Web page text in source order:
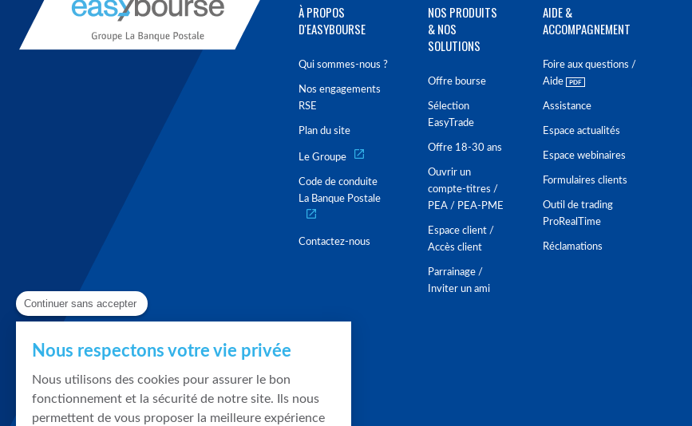
À PROPOS
D'EASYBOURSE
Qui sommes-nous ?
Nos engagements
RSE
Plan du site
Le Groupe
Code de conduite
La Banque Postale
Contactez-nous
NOS PRODUITS
& NOS
SOLUTIONS
Offre bourse
Sélection
EasyTrade
Offre 18-30 ans
Ouvrir un
compte-titres /
PEA / PEA-PME
Espace client /
Accès client
Parrainage /
Inviter un ami
AIDE &
ACCOMPAGNEMENT
Foire aux questions /
Aide
Assistance
Espace actualités
Espace webinaires
Formulaires clients
Outil de trading
ProRealTime
Réclamations
Continuer sans accepter
Nous respectons votre vie privée
Nous utilisons des cookies pour assurer le bon
fonctionnement et la sécurité de notre site. Ils nous
permettent de vous proposer la meilleure expérience